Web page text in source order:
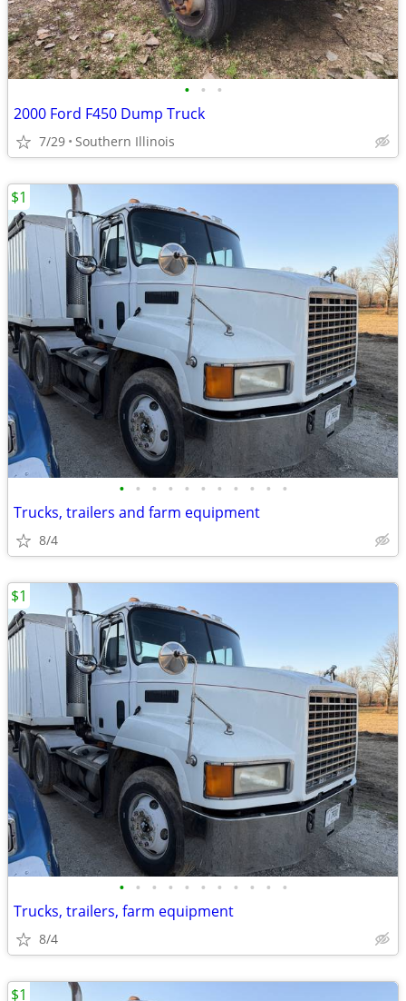
• • •
2000 Ford F450 Dump Truck
7/29 Southern Illinois
• • • • • • • • • • •
Trucks, trailers and farm equipment
8/4
$1
• • • • • • • • • • •
Trucks, trailers, farm equipment
8/4
$1
$1